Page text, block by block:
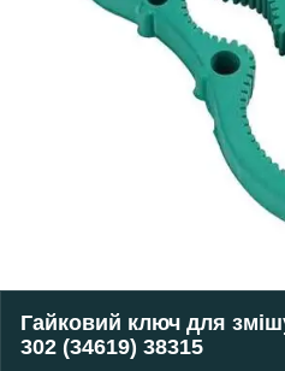
Гайковий ключ для
302 (34619) 38315